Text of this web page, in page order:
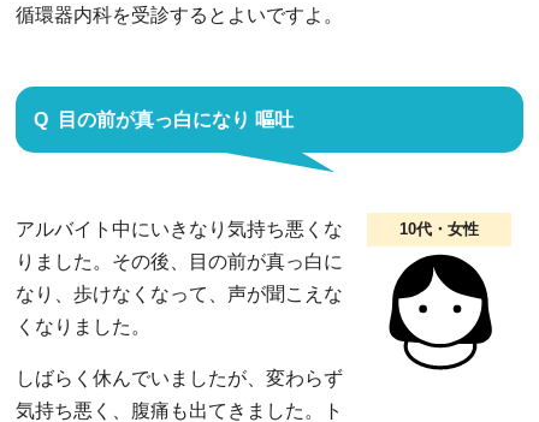
循環器内科を受診するとよいですよ。
目の前が真っ白になり 嘔吐
10代・女性
アルバイト中にいきなり気持ち悪くな
りました。その後、目の前が真っ白に
なり、歩けなくなって、声が聞こえな
くなりました。
しばらく休んでいましたが、変わらず
気持ち悪く、腹痛も出てきました。ト